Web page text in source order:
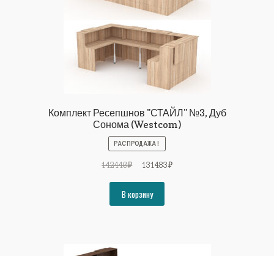
Комплект Ресепшнов "СТАЙЛ" №3, Дуб
Сонома (Westcom)
РАСПРОДАЖА!
142440₽
Первоначальная
составляла
142440₽.
131483₽Текущая
В корзину